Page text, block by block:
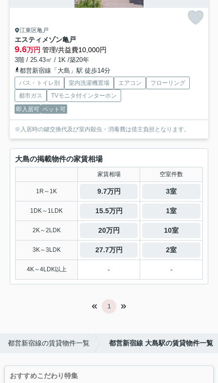
江東区亀戸
エスティメゾン亀戸
9.6万円 管理/共益費10,000円
3階 / 25.43㎡ / 1K /築20年
都営新宿線「大島」駅 徒歩14分
バス・トイレ別 室内洗濯機置場 エアコン
フローリング
都市ガス
TVモニタ付インターホン
即入居可 ペット可
※入居時の鍵交換代及び室内殺虫・消毒費は借主負担となります。
大島の掲載物件の家賃相場
家賃相場 空室件数
1R～1K 9.7万円 3室
1DK～1LDK 15.5万円 1室
2K～2LDK 20万円 10室
3K～3LDK 27.7万円 2室
4K～4LDK以上 - -
1
都営新宿線の賃貸物件一覧 都営新宿線 大島駅の賃貸物件一覧
おすすめこだわり特集